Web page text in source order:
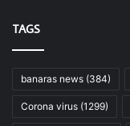
TAGS
banaras news (384)
Corona virus (1299)